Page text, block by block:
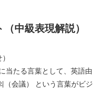
中級表現解説）
当たる言葉として、英語由
（会議） という言葉がビジ